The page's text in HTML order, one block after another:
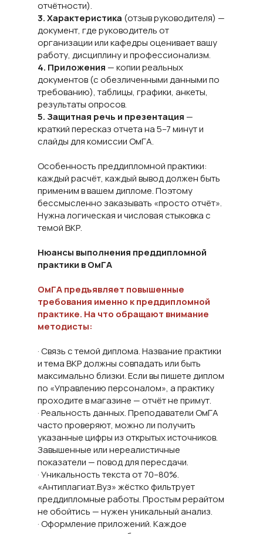
отчётности).
3. Характеристика (отзыв руководителя) —
документ, где руководитель от
организации или кафедры оценивает вашу
работу, дисциплину и профессионализм.
4. Приложения — копии реальных
документов (с обезличенными данными по
требованию), таблицы, графики, анкеты,
результаты опросов.
5. Защитная речь и презентация —
краткий пересказ отчета на 5–7 минут и
слайды для комиссии ОмГА.
Особенность преддипломной практики:
каждый расчёт, каждый вывод должен быть
применим в вашем дипломе. Поэтому
бессмысленно заказывать «просто отчёт».
Нужна логическая и числовая стыковка с
темой ВКР.
Нюансы выполнения преддипломной
практики в ОмГА
ОмГА предъявляет повышенные
требования именно к преддипломной
практике. На что обращают внимание
методисты:
· Связь с темой диплома. Название практики
и тема ВКР должны совпадать или быть
максимально близки. Если вы пишете диплом
по «Управлению персоналом», а практику
проходите в магазине — отчёт не примут.
· Реальность данных. Преподаватели ОмГА
часто проверяют, можно ли получить
указанные цифры из открытых источников.
Завышенные или нереалистичные
показатели — повод для пересдачи.
· Уникальность текста от 70–80%.
«Антиплагиат.Вуз» жёстко фильтрует
преддипломные работы. Простым рерайтом
не обойтись — нужен уникальный анализ.
· Оформление приложений. Каждое